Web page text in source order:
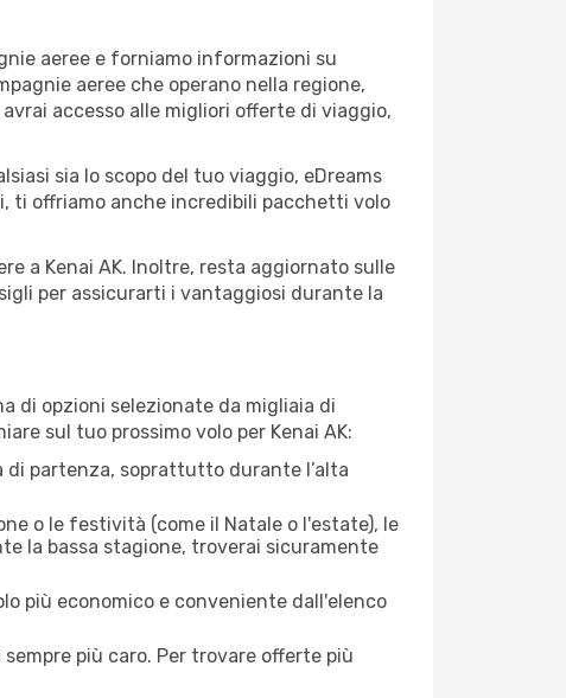
aeree e forniamo informazioni su
aeree che operano nella regione,
accesso alle migliori offerte di viaggio,
sia lo scopo del tuo viaggio, eDreams
ti offriamo anche incredibili pacchetti volo
a Kenai AK. Inoltre, resta aggiornato sulle
per assicurarti i vantaggiosi durante la
di opzioni selezionate da migliaia di
sul tuo prossimo volo per Kenai AK:
di partenza, soprattutto durante l’alta
o le festività (come il Natale o l'estate), le
la bassa stagione, troverai sicuramente
più economico e conveniente dall'elenco
più caro. Per trovare offerte più